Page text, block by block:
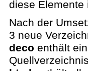
diese Elemente
Nach der
3 neue
deco enthält
Quellverzeichnis